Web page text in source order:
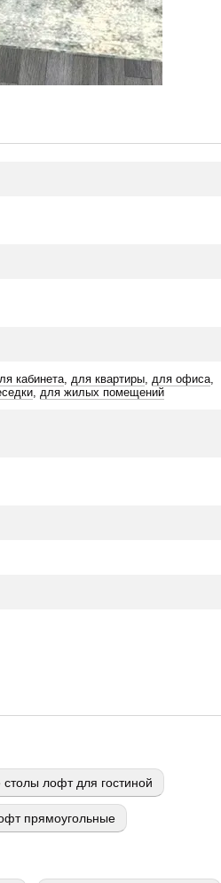
кабинета, для квартиры, для офиса,
, для жилых помещений
лофт для гостиной
прямоугольные